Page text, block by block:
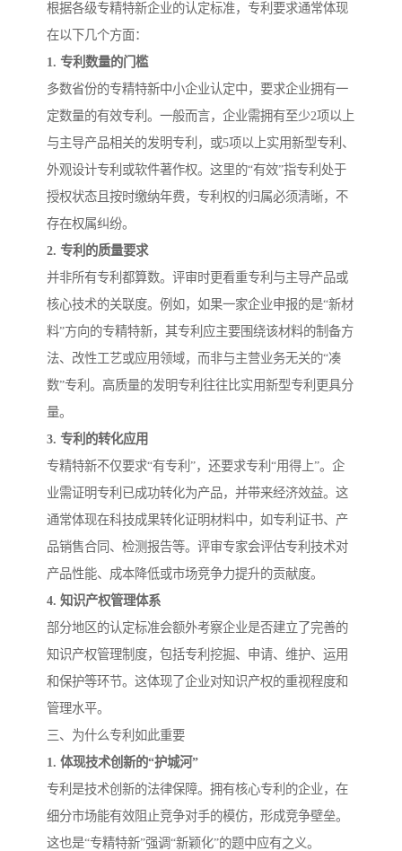
根据各级专精特新企业的认定标准，专利要求通常体现
在以下几个方面：
1. 专利数量的门槛
多数省份的专精特新中小企业认定中，要求企业拥有一
定数量的有效专利。一般而言，企业需拥有至少2项以上
与主导产品相关的发明专利，或5项以上实用新型专利、
外观设计专利或软件著作权。这里的“有效”指专利处于
授权状态且按时缴纳年费，专利权的归属必须清晰，不
存在权属纠纷。
2. 专利的质量要求
并非所有专利都算数。评审时更看重专利与主导产品或
核心技术的关联度。例如，如果一家企业申报的是“新材
料”方向的专精特新，其专利应主要围绕该材料的制备方
法、改性工艺或应用领域，而非与主营业务无关的“凑
数”专利。高质量的发明专利往往比实用新型专利更具分
量。
3. 专利的转化应用
专精特新不仅要求“有专利”，还要求专利“用得上”。企
业需证明专利已成功转化为产品，并带来经济效益。这
通常体现在科技成果转化证明材料中，如专利证书、产
品销售合同、检测报告等。评审专家会评估专利技术对
产品性能、成本降低或市场竞争力提升的贡献度。
4. 知识产权管理体系
部分地区的认定标准会额外考察企业是否建立了完善的
知识产权管理制度，包括专利挖掘、申请、维护、运用
和保护等环节。这体现了企业对知识产权的重视程度和
管理水平。
三、为什么专利如此重要
1. 体现技术创新的“护城河”
专利是技术创新的法律保障。拥有核心专利的企业，在
细分市场能有效阻止竞争对手的模仿，形成竞争壁垒。
这也是“专精特新”强调“新颖化”的题中应有之义。